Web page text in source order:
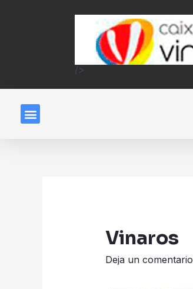
/>
Vinaros
Deja un comentario